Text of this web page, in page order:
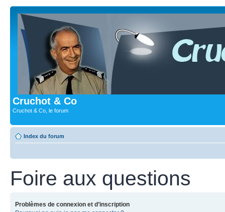
Cruchot & Co
Cruchot & Co, le forum
Index du forum
Foire aux questions
Problèmes de connexion et d’inscription